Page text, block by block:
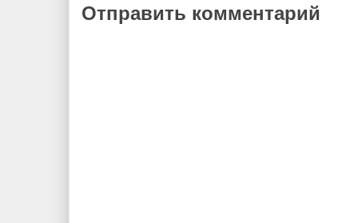
Отправить комментарий